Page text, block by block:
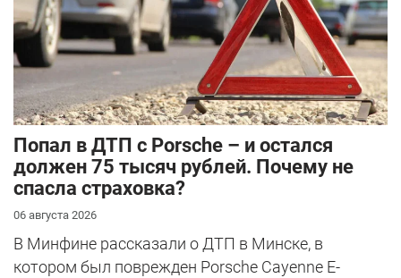
​Попал в ДТП с Porsche – и остался
должен 75 тысяч рублей. Почему не
спасла страховка?
06 августа 2026
В Минфине рассказали о ДТП в Минске, в
котором был поврежден Porsche Cayenne E-